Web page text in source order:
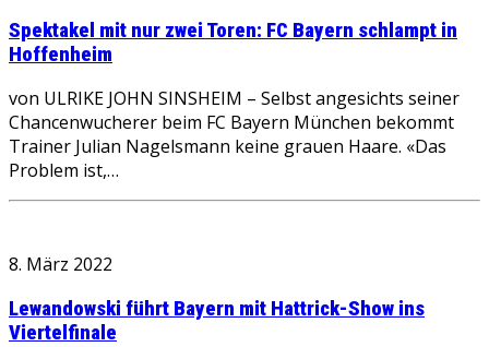
Spektakel mit nur zwei Toren: FC Bayern schlampt in
Hoffenheim
von ULRIKE JOHN SINSHEIM – Selbst angesichts seiner
Chancenwucherer beim FC Bayern München bekommt
Trainer Julian Nagelsmann keine grauen Haare. «Das
Problem ist,…
8. März 2022
Lewandowski führt Bayern mit Hattrick-Show ins
Viertelfinale